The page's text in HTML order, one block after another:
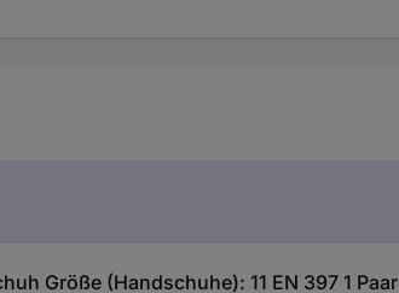
Größe (Handschuhe): 11 EN 397 1 Paar